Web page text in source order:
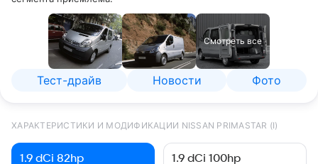
Смотреть все
Тест-драйв Новости Фото
ХАРАКТЕРИСТИКИ И МОДИФИКАЦИИ NISSAN PRIMASTAR (I)
1.9 dCi 82hp 1.9 dCi 100hp